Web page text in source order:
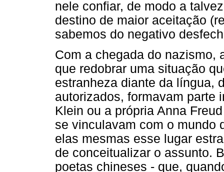
nele confiar, de modo a
destino de maior aceitação
sabemos do negativo
Com a chegada do nazismo,
que redobrar uma situação
estranheza diante da língua,
autorizados, formavam parte
Klein ou a própria Anna
se vinculavam com o mundo
elas mesmas esse lugar
de conceitualizar o assunto.
poetas chineses - que,